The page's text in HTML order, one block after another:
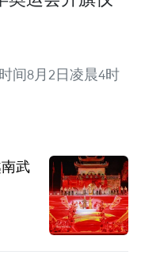
间8月2日凌晨4时
武